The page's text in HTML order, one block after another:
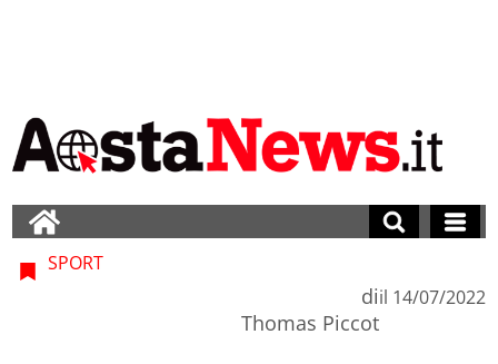
SPORT
di
Thomas Piccot
il 14/07/2022